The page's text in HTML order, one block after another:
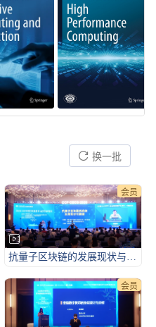
换一批
会员
抗量子区块链的发展现状与展望-2026CCF中国区块链技术与应用高峰论坛
会员